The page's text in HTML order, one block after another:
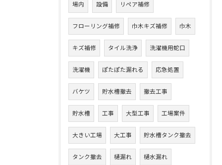
場内 設備 リペア補修
フローリング補修 巾木キズ補修 巾木
キズ補修 タイル洗浄 洗濯機用蛇口
洗濯機 ぽたぽた漏れる 応急処置
バケツ 貯水槽撤去 撤去工事
貯水槽 工事 大型工事 工場案件
大きい工場 大工事 貯水槽タンク撤去
タンク撤去 樋漏れ 樋水漏れ